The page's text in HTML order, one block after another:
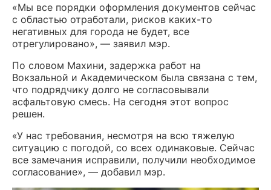
«Мы все порядки оформления документов сейчас
с областью отработали, рисков каких-то
негативных для города не будет, все
отрегулировано», — заявил мэр.
По словом Махини, задержка работ на
Вокзальной и Академическом была связана с тем,
что подрядчику долго не согласовывали
асфальтовую смесь. На сегодня этот вопрос
решен.
«У нас требования, несмотря на всю тяжелую
ситуацию с погодой, со всех одинаковые. Сейчас
все замечания исправили, получили необходимое
согласование», — добавил мэр.